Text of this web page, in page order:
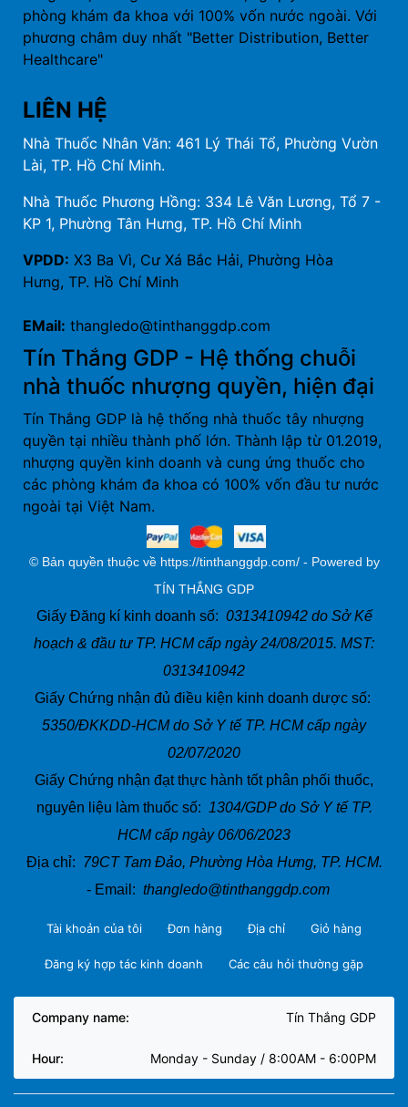
phòng khám đa khoa với 100% vốn nước ngoài. Với
phương châm duy nhất "Better Distribution, Better
Healthcare"
LIÊN HỆ
Nhà Thuốc Nhân Văn: 461 Lý Thái Tổ, Phường Vườn
Lài, TP. Hồ Chí Minh.
Nhà Thuốc Phương Hồng: 334 Lê Văn Lương, Tổ 7 -
KP 1, Phường Tân Hưng, TP. Hồ Chí Minh
VPDD: X3 Ba Vì, Cư Xá Bắc Hải, Phường Hòa
Hưng, TP. Hồ Chí Minh
EMail: thangledo@tinthanggdp.com
Tín Thắng GDP - Hệ thống chuỗi
nhà thuốc nhượng quyền, hiện đại
Tín Thắng GDP là hệ thống nhà thuốc tây nhượng
quyền tại nhiều thành phố lớn. Thành lập từ 01.2019,
nhượng quyền kinh doanh và cung ứng thuốc cho
các phòng khám đa khoa có 100% vốn đầu tư nước
ngoài tại Việt Nam.
© Bản quyền thuộc về https://tinthanggdp.com/ - Powered by
TÍN THẮNG GDP
Giấy Đăng kí kinh doanh số: 0313410942 do Sở Kế
hoạch & đầu tư TP. HCM cấp ngày 24/08/2015. MST:
0313410942
Giấy Chứng nhận đủ điều kiện kinh doanh dược số:
5350/ĐKKDD-HCM do Sở Y tế TP. HCM cấp ngày
02/07/2020
Giấy Chứng nhận đạt thực hành tốt phân phối thuốc,
nguyên liệu làm thuốc số: 1304/GDP do Sở Y tế TP.
HCM cấp ngày 06/06/2023
Địa chỉ: 79CT Tam Đảo, Phường Hòa Hưng, TP. HCM.
- Email: thangledo@tinthanggdp.com
Tài khoản của tôi Đơn hàng Địa chỉ Giỏ hàng
Đăng ký hợp tác kinh doanh Các câu hỏi thường gặp
Company name: Tín Thắng GDP
Hour: Monday - Sunday / 8:00AM - 6:00PM